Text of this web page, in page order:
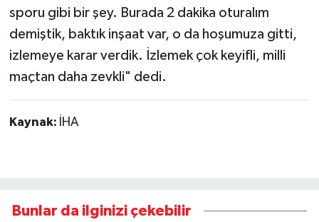
sporu gibi bir şey. Burada 2 dakika oturalım
demiştik, baktık inşaat var, o da hoşumuza gitti,
izlemeye karar verdik. İzlemek çok keyifli, milli
maçtan daha zevkli" dedi.
Kaynak: İHA
Bunlar da ilginizi çekebilir